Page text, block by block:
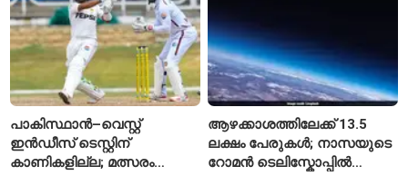
പാകിസ്ഥാൻ–വെസ്റ്റ്
ഇൻഡീസ് ടെസ്റ്റിന്
കാണികളില്ല; മത്സരം
ആഴക്കാശത്തിലേക്ക് 13.5
ലക്ഷം പേരുകൾ; നാസയുടെ
റോമൻ ടെലിസ്കോപ്പിൽ